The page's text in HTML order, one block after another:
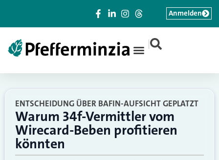
|
Anmelden
ENTSCHEIDUNG ÜBER BAFIN-AUFSICHT GEPLATZT
Warum 34f-Vermittler vom
Wirecard-Beben profitieren
könnten